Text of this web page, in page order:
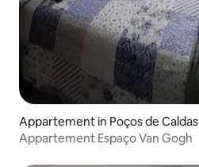
Appartement in Poços de Caldas
Appartement Espaço Van Gogh